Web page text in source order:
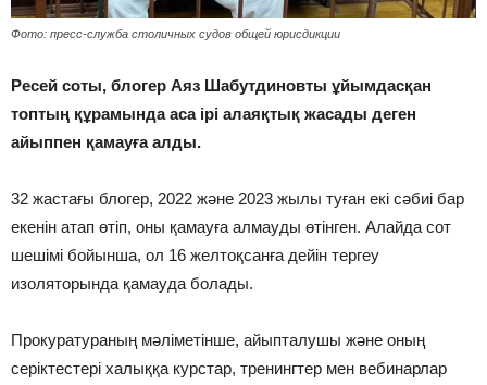
Фото: пресс-служба столичных судов общей юрисдикции
Ресей соты, блогер Аяз Шабутдиновты ұйымдасқан
топтың құрамында аса ірі алаяқтық жасады деген
айыппен қамауға алды.
32 жастағы блогер, 2022 және 2023 жылы туған екі сәбиі бар
екенін атап өтіп, оны қамауға алмауды өтінген. Алайда сот
шешімі бойынша, ол 16 желтоқсанға дейін тергеу
изоляторында қамауда болады.
Прокуратураның мәліметінше, айыпталушы және оның
серіктестері халыққа курстар, тренингтер мен вебинарлар